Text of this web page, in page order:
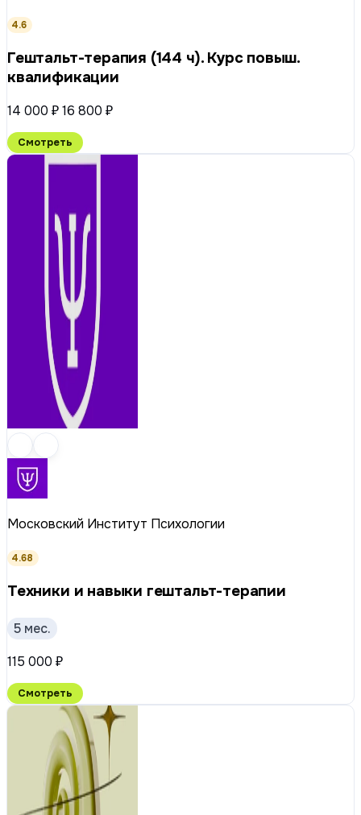
4.6
Гештальт-терапия (144 ч). Курс повыш.
квалификации
14 000 ₽16 800 ₽
Смотреть
Московский Институт Психологии
4.68
Техники и навыки гештальт-терапии
5 мес.
115 000 ₽
Смотреть